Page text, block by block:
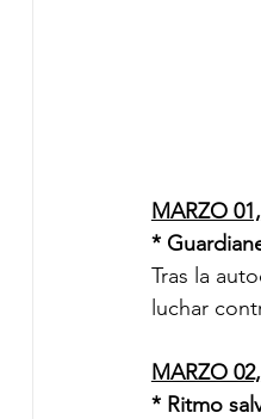
MARZO
*
Tras la
luchar
MARZO
* Ritmo